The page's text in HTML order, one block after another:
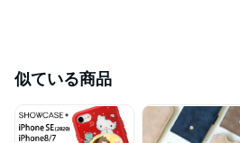
似ている商品